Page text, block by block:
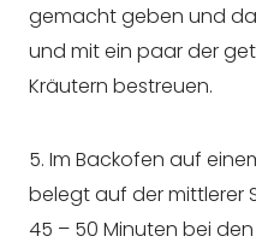
gemacht geben und
und mit ein paar der
Kräutern bestreuen.
5. Im Backofen auf
belegt auf der mittlerer
45 – 50 Minuten bei